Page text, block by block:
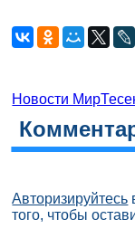
Новости
Авторизируйтесь
того, чтобы